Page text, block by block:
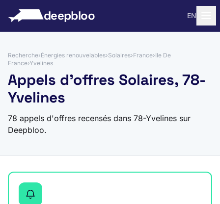
deepbloo EN
Recherche›Énergies renouvelables›Solaires›France›Ile De
France›Yvelines
Appels d'offres Solaires, 78-
Yvelines
78 appels d'offres recensés dans 78-Yvelines sur
Deepbloo.